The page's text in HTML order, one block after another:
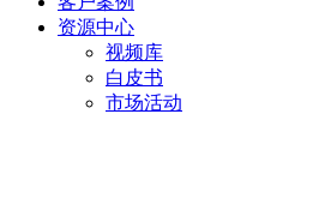
资源中心
视频库
白皮书
市场活动